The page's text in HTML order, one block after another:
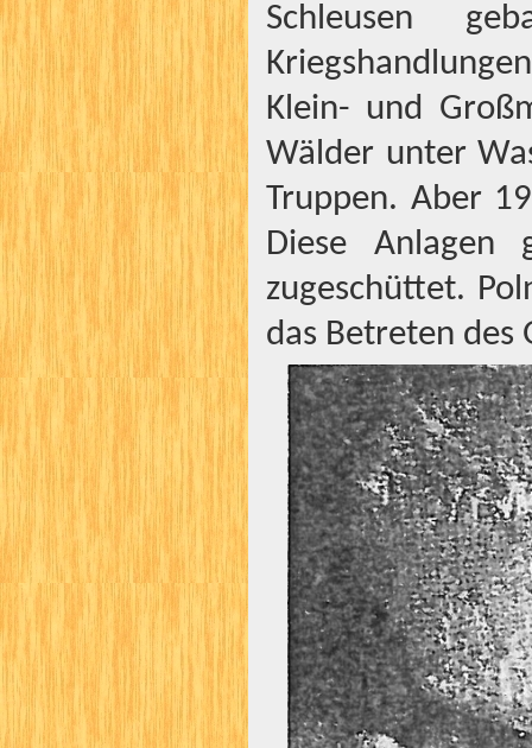
Schleusen
Klein- und
Wälder unter
Truppen. Aber
Diese
zugeschüttet.
das Betreten des